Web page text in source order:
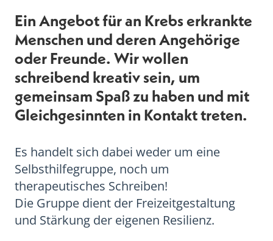
Ein Angebot für an Krebs erkrankte
Menschen und deren Angehörige
oder Freunde. Wir wollen
schreibend kreativ sein, um
gemeinsam Spaß zu haben und mit
Gleichgesinnten in Kontakt treten.
Es handelt sich dabei weder um eine
Selbsthilfegruppe, noch um
therapeutisches Schreiben!
Die Gruppe dient der Freizeitgestaltung
und Stärkung der eigenen Resilienz.